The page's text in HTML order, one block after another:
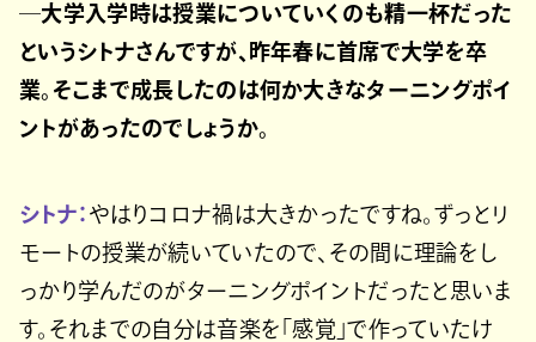
─大学入学時は授業についていくのも精一杯だった
というシトナさんですが、昨年春に首席で大学を卒
業。そこまで成長したのは何か大きなターニングポイ
ントがあったのでしょうか。
シトナ： やはりコロナ禍は大きかったですね。ずっとリ
モートの授業が続いていたので、その間に理論をし
っかり学んだのがターニングポイントだったと思いま
す。それまでの自分は音楽を「感覚」で作っていたけ